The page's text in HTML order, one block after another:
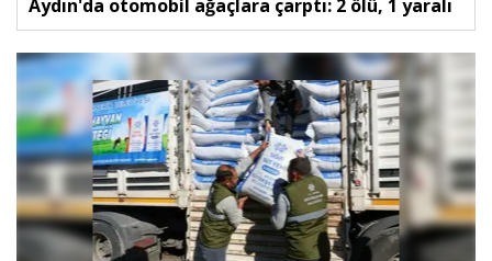
Aydın'da otomobil ağaçlara çarptı: 2 ölü, 1 yaralı